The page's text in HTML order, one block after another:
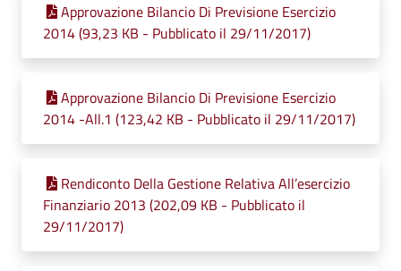
Approvazione Bilancio Di Previsione Esercizio
2014 (93,23 KB - Pubblicato il 29/11/2017)
Approvazione Bilancio Di Previsione Esercizio
2014 -All.1 (123,42 KB - Pubblicato il 29/11/2017)
Rendiconto Della Gestione Relativa All’esercizio
Finanziario 2013 (202,09 KB - Pubblicato il
29/11/2017)